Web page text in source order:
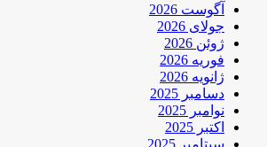
آگوست 2026
جولای 2026
ژوئن 2026
فوریه 2026
ژانویه 2026
دسامبر 2025
نوامبر 2025
اکتبر 2025
سپتامبر 2025